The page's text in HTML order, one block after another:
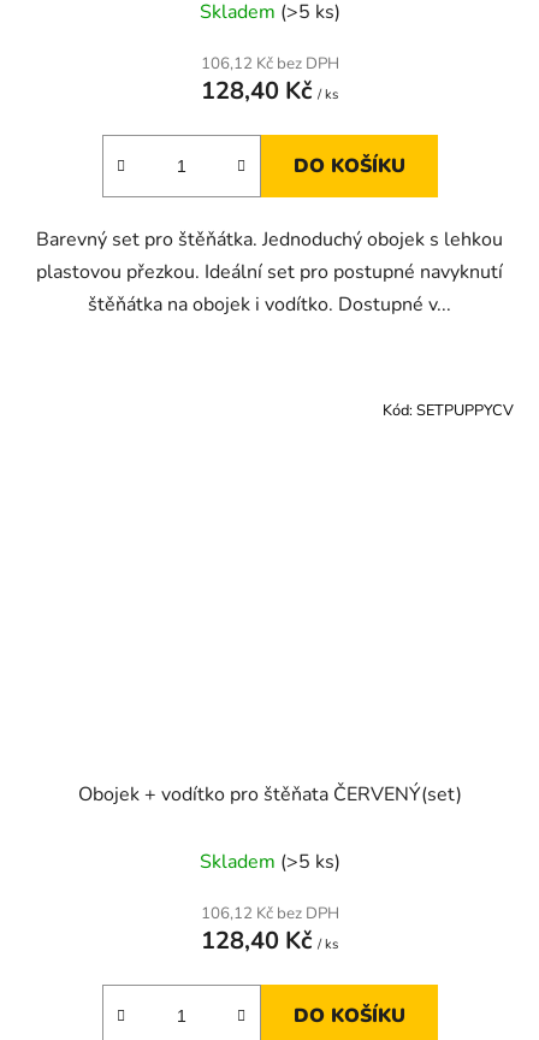
Skladem (>5 ks)
106,12 Kč bez DPH
128,40 Kč / ks
DO KOŠÍKU
Barevný set pro štěňátka. Jednoduchý obojek s lehkou
plastovou přezkou. Ideální set pro postupné navyknutí
štěňátka na obojek i vodítko. Dostupné v...
Obojek + vodítko pro štěňata ČERVENÝ(set)
Skladem (>5 ks)
106,12 Kč bez DPH
128,40 Kč / ks
DO KOŠÍKU
Kód: SETPUPPYCV